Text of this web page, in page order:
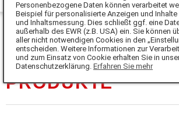
MENÜ
PRODUKTE
Personenbezogene Daten können verarbeitet
Beispiel für personalisierte Anzeigen und
und Inhaltsmessung. Dies schließt ggf. eine
außerhalb des EWR (z.B. USA) ein. Sie können
aller nicht notwendigen Cookies in den
entscheiden. Weitere Informationen zur
und zum Einsatz von Cookie erhalten Sie in
Datenschutzerklärung. Erfahren Sie mehr